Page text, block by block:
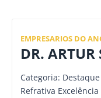
EMPRESARIOS DO
DR.
Categoria:
Refrativa